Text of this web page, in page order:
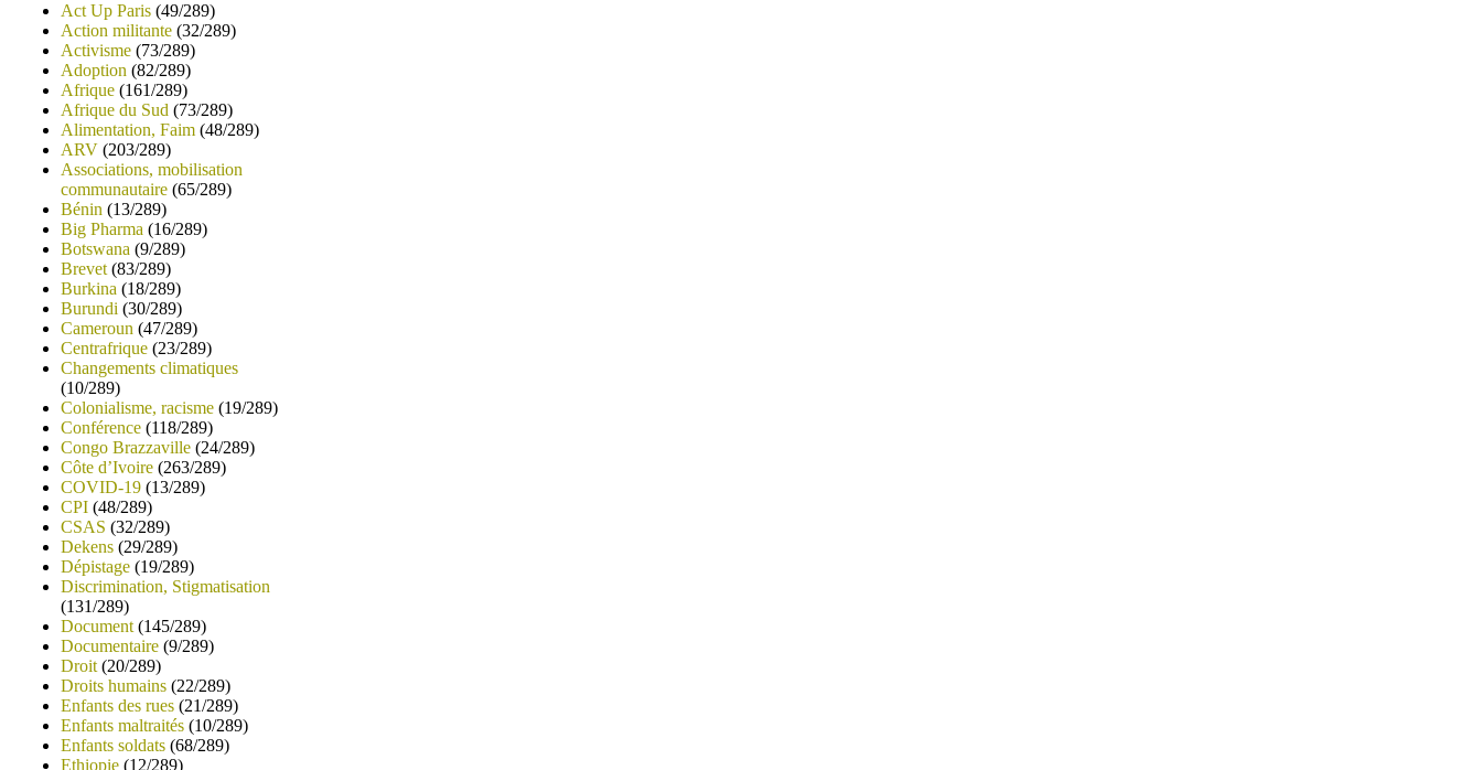
Act Up Paris (49/289)
Action militante (32/289)
Activisme (73/289)
Adoption (82/289)
Afrique (161/289)
Afrique du Sud (73/289)
Alimentation, Faim (48/289)
ARV (203/289)
Associations, mobilisation
communautaire (65/289)
Bénin (13/289)
Big Pharma (16/289)
Botswana (9/289)
Brevet (83/289)
Burkina (18/289)
Burundi (30/289)
Cameroun (47/289)
Centrafrique (23/289)
Changements climatiques
(10/289)
Colonialisme, racisme (19/289)
Conférence (118/289)
Congo Brazzaville (24/289)
Côte d’Ivoire (263/289)
COVID-19 (13/289)
CPI (48/289)
CSAS (32/289)
Dekens (29/289)
Dépistage (19/289)
Discrimination, Stigmatisation
(131/289)
Document (145/289)
Documentaire (9/289)
Droit (20/289)
Droits humains (22/289)
Enfants des rues (21/289)
Enfants maltraités (10/289)
Enfants soldats (68/289)
Ethiopie (12/289)